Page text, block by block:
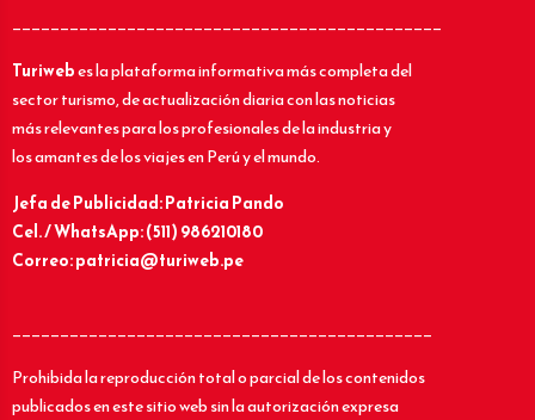
_____________________________________________
Turiwebes la plataforma informativa más completa del
sector turismo, de actualización diaria con las noticias
más relevantes para los profesionales de la industria y
los amantes de los viajes en Perú y el mundo.
Jefa de Publicidad: Patricia Pando
Cel. / WhatsApp: (511) 986210180
Correo: patricia@turiweb.pe
____________________________________________
Prohibida la reproducción total o parcial de los contenidos
publicados en este sitio web sin la autorización expresa